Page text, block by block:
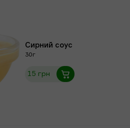
Сирний соус
30г
15 грн